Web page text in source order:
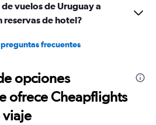
vuelos de Uruguay a
reservas de hotel?
preguntas frecuentes
opciones
ofrece Cheapflights
viaje